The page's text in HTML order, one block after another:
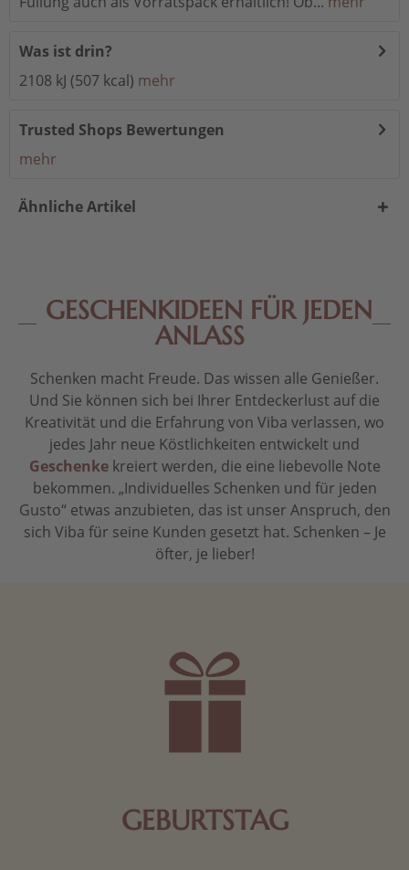
Was ist drin?
2108 kJ (507 kcal) mehr
Trusted Shops Bewertungen
mehr
Ähnliche Artikel
GESCHENKIDEEN FÜR JEDEN
ANLASS
Schenken macht Freude. Das wissen alle Genießer.
Und Sie können sich bei Ihrer Entdeckerlust auf die
Kreativität und die Erfahrung von Viba verlassen, wo
jedes Jahr neue Köstlichkeiten entwickelt und
Geschenkekreiert werden, die eine liebevolle Note
bekommen. „Individuelles Schenken und für jeden
Gusto“ etwas anzubieten, das ist unser Anspruch, den
sich Viba für seine Kunden gesetzt hat. Schenken – Je
öfter, je lieber!
GEBURTSTAG